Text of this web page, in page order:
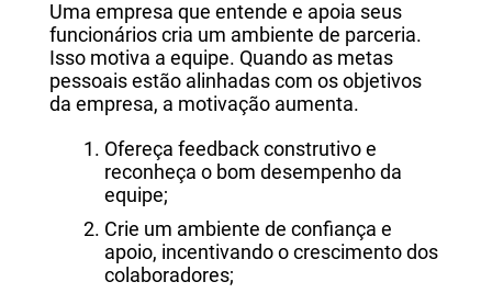
Uma empresa que entende e apoia seus
funcionários cria um ambiente de parceria.
Isso motiva a equipe. Quando as metas
pessoais estão alinhadas com os objetivos
da empresa, a motivação aumenta.
Ofereça feedback construtivo e
reconheça o bom desempenho da
equipe;
Crie um ambiente de confiança e
apoio, incentivando o crescimento dos
colaboradores;